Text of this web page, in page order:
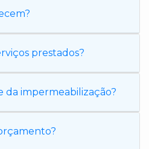
prestados?
da impermeabilização?